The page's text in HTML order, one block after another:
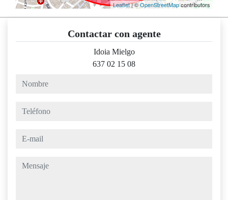
Leaflet| ©OpenStreetMapcontributors
Contactar con agente
Idoia Mielgo
637 02 15 08
nombre
teléfono
e-mail
mensaje